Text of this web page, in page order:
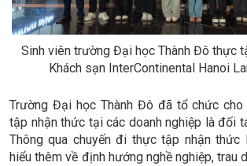
Sinh viên trường Đại học Thành Đô thực
Khách sạn InterContinental Hanoi
Trường Đại học Thành Đô đã tổ chức
tập nhận thức tại các doanh nghiệp là đối
Thông qua chuyến đi thực tập nhận thức
hiểu thêm về định hướng nghề nghiệp, trau